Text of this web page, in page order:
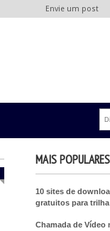
Envie um post
MAIS
10 sites de
gratuitos para
Chamada de Vídeo